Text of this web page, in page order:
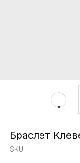
Браслет
SKU: